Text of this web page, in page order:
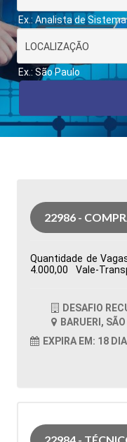
Ex.: Analista de
Ex.: São Paulo
22986 -
Quantidade de
4.000,00 Vale-
feira, das 07h00 às
cursando
Conhecimento
contratação: CLT
Atuação: Compras
Características
DESAFIO
BARUERI,
EXPIRA EM: 18